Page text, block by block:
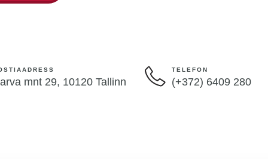
mnt 29, 10120 Tallinn
TELEFON
(+372) 6409 280